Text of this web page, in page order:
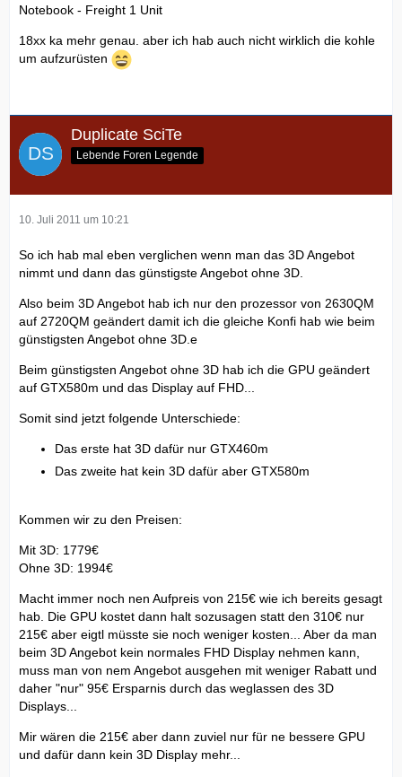
Notebook - Freight 1 Unit
18xx ka mehr genau. aber ich hab auch nicht wirklich die kohle
um aufzurüsten
Duplicate SciTe
Lebende Foren Legende
10. Juli 2011 um 10:21
So ich hab mal eben verglichen wenn man das 3D Angebot
nimmt und dann das günstigste Angebot ohne 3D.
Also beim 3D Angebot hab ich nur den prozessor von 2630QM
auf 2720QM geändert damit ich die gleiche Konfi hab wie beim
günstigsten Angebot ohne 3D.e
Beim günstigsten Angebot ohne 3D hab ich die GPU geändert
auf GTX580m und das Display auf FHD...
Somit sind jetzt folgende Unterschiede:
Das erste hat 3D dafür nur GTX460m
Das zweite hat kein 3D dafür aber GTX580m
Kommen wir zu den Preisen:
Mit 3D: 1779€
Ohne 3D: 1994€
Macht immer noch nen Aufpreis von 215€ wie ich bereits gesagt
hab. Die GPU kostet dann halt sozusagen statt den 310€ nur
215€ aber eigtl müsste sie noch weniger kosten... Aber da man
beim 3D Angebot kein normales FHD Display nehmen kann,
muss man von nem Angebot ausgehen mit weniger Rabatt und
daher "nur" 95€ Ersparnis durch das weglassen des 3D
Displays...
Mir wären die 215€ aber dann zuviel nur für ne bessere GPU
und dafür dann kein 3D Display mehr...